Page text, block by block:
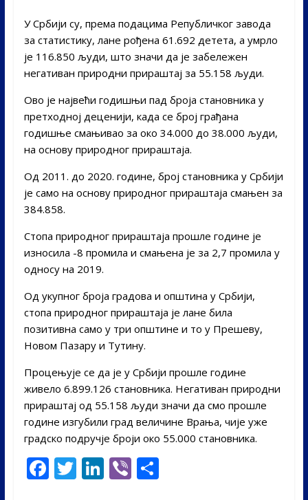
У Србији су, према подацима Републичког завода
за статистику, лане рођена 61.692 детета, а умрло
је 116.850 људи, што значи да је забележен
негативан природни прираштај за 55.158 људи.
Ово је највећи годишњи пад броја становника у
претходној деценији, када се број грађана
годишње смањивао за око 34.000 до 38.000 људи,
на основу природног прираштаја.
Од 2011. до 2020. године, број становника у Србији
је само на основу природног прираштаја смањен за
384.858.
Стопа природног прираштаја прошле године је
износила -8 промила и смањена је за 2,7 промила у
односу на 2019.
Од укупног броја градова и општина у Србији,
стопа природног прираштаја је лане била
позитивна само у три општине и то у Прешеву,
Новом Пазару и Тутину.
Процењује се да је у Србији прошле године
живело 6.899.126 становника. Негативан природни
прираштај од 55.158 људи значи да смо прошле
године изгубили град величине Врања, чије уже
градско подручје броји око 55.000 становника.
F T Li Vi S